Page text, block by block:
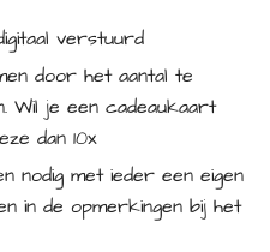
verstuurd
door het aantal te
Wil je een cadeaukaart
dan 10x
nodig met ieder een eigen
in de opmerkingen bij het